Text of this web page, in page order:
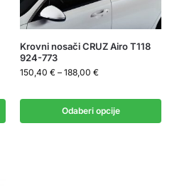
Krovni nosači CRUZ Airo T118
924-773
150,40 € – 188,00 €
Odaberi opcije